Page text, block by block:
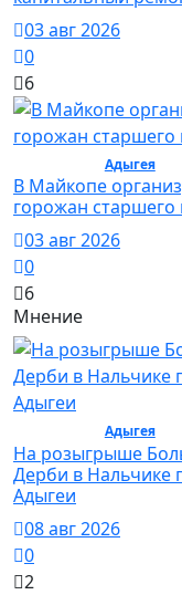
03 авг 2026
0
6
Адыгея/
В Майкопе
горожан старшего
03 авг 2026
0
6
Мнение
Адыгея/
На розыгрыше
Дерби в Нальчике
Адыгеи
08 авг 2026
0
2